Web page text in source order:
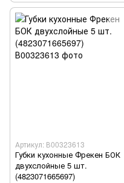
Артикул: В00323613
Губки кухонные Фрекен БОК
двухслойные 5 шт.
(4823071665697)